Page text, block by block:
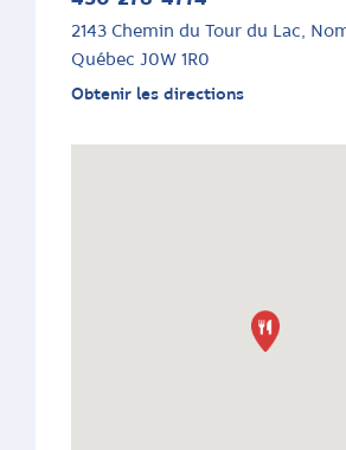
2143 Chemin du Tour du Lac,
Québec J0W 1R0
Obtenir les directions